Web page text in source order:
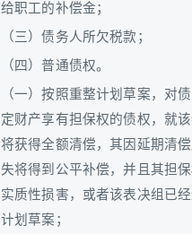
给职工的补偿金；
（三）债务人所欠税款；
（四）普通债权。
（一）按照重整计划草案，对
定财产享有担保权的债权，就
将获得全额清偿，其因延期清
失将得到公平补偿，并且其担
实质性损害，或者该表决组已
计划草案；